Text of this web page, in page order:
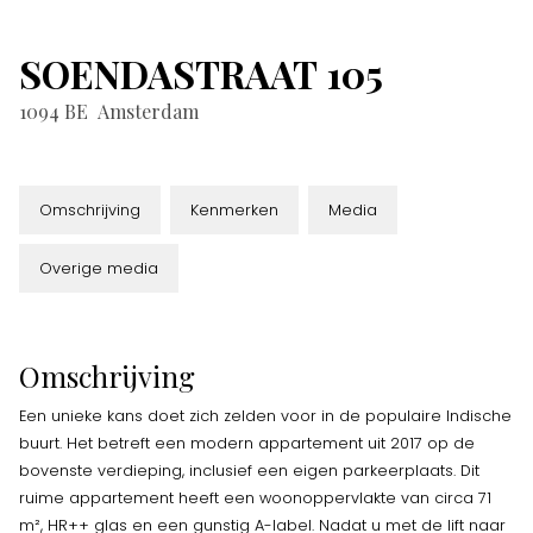
SOENDASTRAAT105
1094 BE Amsterdam
Omschrijving Kenmerken Media
Overige media
Omschrijving
Een unieke kans doet zich zelden voor in de populaire Indische
buurt. Het betreft een modern appartement uit 2017 op de
bovenste verdieping, inclusief een eigen parkeerplaats. Dit
ruime appartement heeft een woonoppervlakte van circa 71
m², HR++ glas en een gunstig A-label. Nadat u met de lift naar